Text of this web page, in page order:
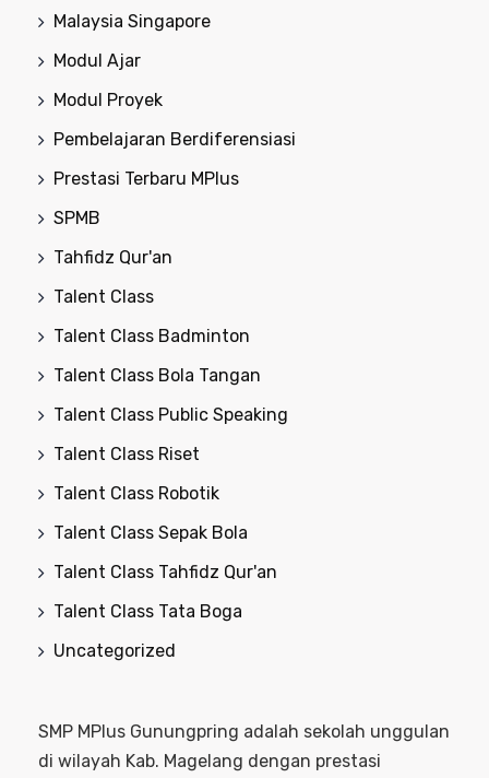
Malaysia Singapore
Modul Ajar
Modul Proyek
Pembelajaran Berdiferensiasi
Prestasi Terbaru MPlus
SPMB
Tahfidz Qur'an
Talent Class
Talent Class Badminton
Talent Class Bola Tangan
Talent Class Public Speaking
Talent Class Riset
Talent Class Robotik
Talent Class Sepak Bola
Talent Class Tahfidz Qur'an
Talent Class Tata Boga
Uncategorized
SMP MPlus Gunungpring adalah sekolah unggulan
di wilayah Kab. Magelang dengan prestasi